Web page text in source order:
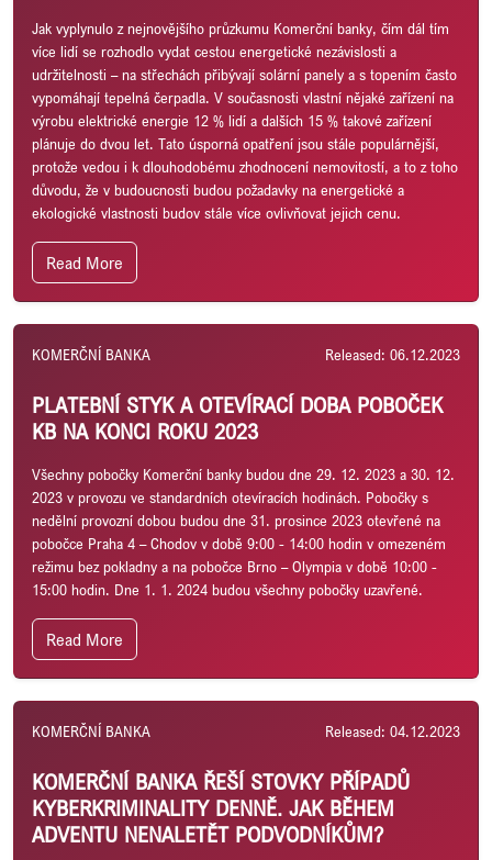
Jak vyplynulo z nejnovějšího průzkumu Komerční banky, čím dál tím
více lidí se rozhodlo vydat cestou energetické nezávislosti a
udržitelnosti – na střechách přibývají solární panely a s topením často
vypomáhají tepelná čerpadla. V současnosti vlastní nějaké zařízení na
výrobu elektrické energie 12 % lidí a dalších 15 % takové zařízení
plánuje do dvou let. Tato úsporná opatření jsou stále populárnější,
protože vedou i k dlouhodobému zhodnocení nemovitostí, a to z toho
důvodu, že v budoucnosti budou požadavky na energetické a
ekologické vlastnosti budov stále více ovlivňovat jejich cenu.
Read More
KOMERČNÍ BANKA Released: 06.12.2023
PLATEBNÍ STYK A OTEVÍRACÍ DOBA POBOČEK
KB NA KONCI ROKU 2023
Všechny pobočky Komerční banky budou dne 29. 12. 2023 a 30. 12.
2023 v provozu ve standardních otevíracích hodinách. Pobočky s
nedělní provozní dobou budou dne 31. prosince 2023 otevřené na
pobočce Praha 4 – Chodov v době 9:00 - 14:00 hodin v omezeném
režimu bez pokladny a na pobočce Brno – Olympia v době 10:00 -
15:00 hodin. Dne 1. 1. 2024 budou všechny pobočky uzavřené.
Read More
KOMERČNÍ BANKA Released: 04.12.2023
KOMERČNÍ BANKA ŘEŠÍ STOVKY PŘÍPADŮ
KYBERKRIMINALITY DENNĚ. JAK BĚHEM
ADVENTU NENALETĚT PODVODNÍKŮM?